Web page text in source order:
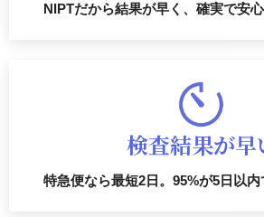
NIPTだから結果が早く、確実で安心
検査結果が早
特急便なら最短2日。95%が5日以内